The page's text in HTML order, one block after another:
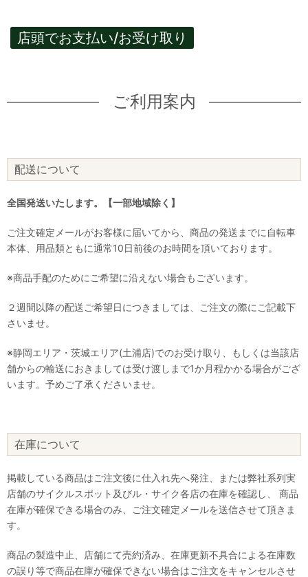
店頭でお支払い/お受け取り
ご利用案内
配送について
全国発送いたします。【一部地域除く】
ご注文確定メールがお客様に届いてから、商品の発送までに自転車
本体、用品類ともに通常10日前後のお時間を頂いております。
※商品手配のためにご希望に沿えない場合もございます。
２週間以降の配送ご希望日につきましては、ご注文の際にご記載下
さいませ。
※静岡エリア・茨城エリア(土浦店)でのお受け取り、もしくは当該店
舗からの輸送におきましては受け渡しまで1か月程かかる場合がござ
います。予めご了承くださいませ。
在庫について
掲載している商品はご注文後に仕入れ先へ発注、または弊社系列実
店舗のサイクルスポット及びル・サイク各店の在庫を確認し、 商品
在庫が確保できる場合のみ、ご注文確定メールを送信させて頂きま
す。
商品の製造中止、店舗にて売約済み、在庫更新不具合による在庫数
の誤り等で商品在庫が確保できない場合はご注文をキャンセルさせ